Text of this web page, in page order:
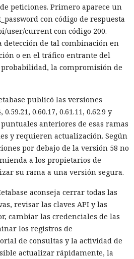
peticiones. Primero aparece un
con código de respuesta
user/current con código 200.
detección de tal combinación en
o en el tráfico entrante del
la compromisión de
publicó las versiones
0.60.17, 0.61.11, 0.62.9 y
anteriores de esas ramas
y requieren actualización. Según
por debajo de la versión 58 no
a los propietarios de
su rama a una versión segura.
aconseja cerrar todas las
revisar las claves API y las
cambiar las credenciales de las
los registros de
de consultas y la actividad de
actualizar rápidamente, la